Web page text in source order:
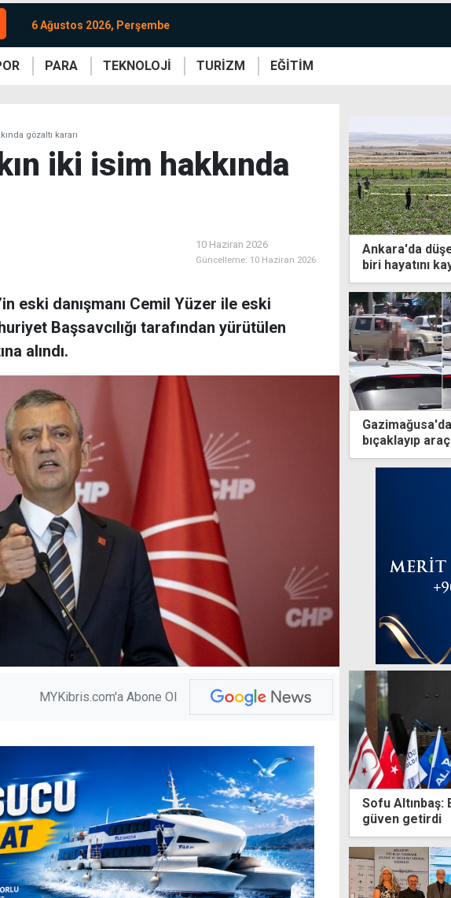
6 Ağustos 2026, Perşembe
PARA TEKNOLOJİ TURİZM EĞİTİM
gözaltı kararı
iki isim hakkında
10 Haziran 2026
Güncelleme: 10 Haziran 2026
eski danışmanı Cemil Yüzer ile eski
Başsavcılığı tarafından yürütülen
alındı.
MYKibris.com'a Abone Ol
Ankara'da
biri hayatını
bıçaklayıp
Sofu Altınbaş:
güven getirdi